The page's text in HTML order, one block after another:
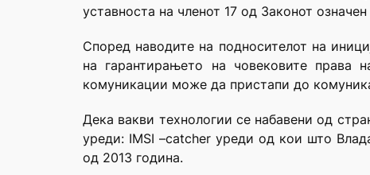
уставноста на членот 17 од Законот
Според наводите на подносителот на
на гарантирањето на човековите права
комуникации може да пристапи до
Дека вакви технологии се набавени од
уреди: IMSI –catcher уреди од кои што
од 2013 година.